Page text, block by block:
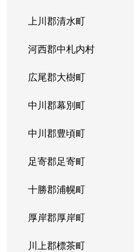
上川郡清水町
河西郡中札内村
広尾郡大樹町
中川郡幕別町
中川郡豊頃町
足寄郡足寄町
十勝郡浦幌町
厚岸郡厚岸町
川上郡標茶町